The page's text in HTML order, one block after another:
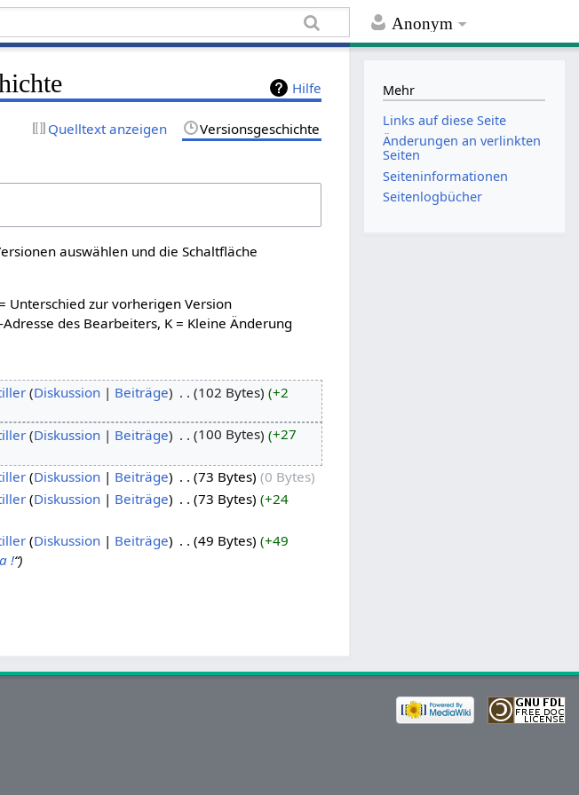
Anonym
Hilfe
Quelltext anzeigen Versionsgeschichte
auswählen und die Schaltfläche
Unterschied zur vorherigen Version
des Bearbeiters, K = Kleine Änderung
Diskussion Beiträge 102 Bytes
+2
Diskussion Beiträge 100 Bytes
+27
Diskussion Beiträge 73 Bytes
0 Bytes
Diskussion Beiträge 73 Bytes
+24
Diskussion Beiträge 49 Bytes
+49
!“
Mehr
Links auf diese Seite
Änderungen an verlinkten
Seiten
Seiten­informationen
Seitenlogbücher